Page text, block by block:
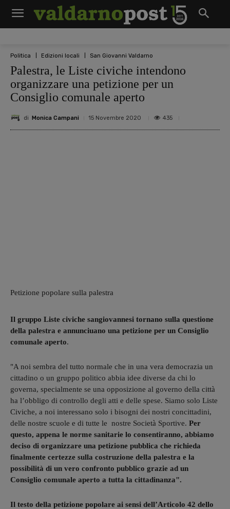
Politica Edizioni locali San Giovanni Valdarno
Palestra, le Liste civiche intendono
organizzare una petizione per un
Consiglio comunale aperto
di Monica Campani 15 Novembre 2020 435
Petizione popolare sulla palestra
Il gruppo Liste civiche sangiovannesi tornano sulla questione
della palestra e annunciuano una petizione per un Consiglio
comunale aperto.
"A noi sembra del tutto normale che in una vera democrazia un
cittadino o un gruppo politico abbia idee diverse da chi lo
governa, specialmente se una opposizione al governo della città
ha l’obbligo di controllo degli atti e delle spese. Siamo solo Liste
Civiche, a noi interessano solo i bisogni dei nostri concittadini,
delle nostre scuole e di tutte le nostre Società Sportive. Per
questo, appena le norme sanitarie lo consentiranno, abbiamo
deciso di organizzare una petizione pubblica che richieda
finalmente certezze sulla costruzione della palestra e la
possibilità di un vero confronto pubblico grazie ad un
Consiglio comunale aperto a tutta la cittadinanza".
Il testo della petizione popolare ai sensi dell’Articolo 42 dello